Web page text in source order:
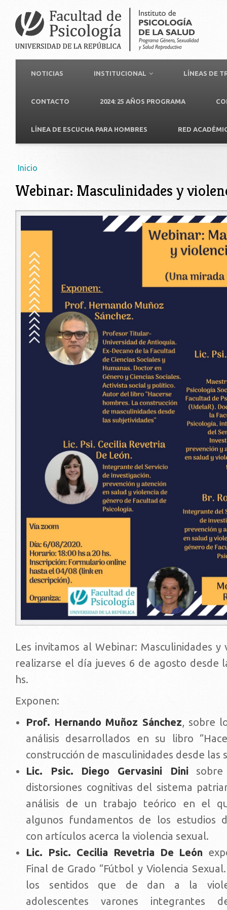
NOTICIAS INSTITUCIONAL LÍNEAS DE
CONTACTO 2024: 25 AÑOS PROGRAMA
LÍNEA DE ESCUCHA PARA HOMBRES RED
Usted está aquí
Inicio
Webinar: Masculinidades y
Les invitamos al Webinar: Masculinidades y
realizarse el día jueves 6 de agosto desde
hs.
Exponen:
Prof. Hernando Muñoz Sánchez, sobre
análisis desarrollados en su libro
construcción de masculinidades desde las
Lic. Psic. Diego Gervasini Dini
distorsiones cognitivas del sistema
análisis de un trabajo teórico en el
algunos fundamentos de los estudios
con artículos acerca la violencia sexual.
Lic. Psic. Cecilia Revetria De León
Final de Grado “Fútbol y Violencia
los sentidos que de dan a la
adolescentes varones integrantes